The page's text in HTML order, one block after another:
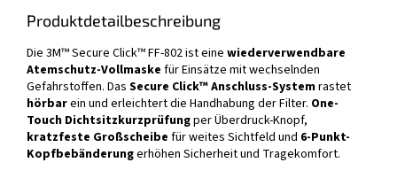
Produktdetailbeschreibung
Die 3M™ Secure Click™ FF-802 ist eine wiederverwendbare
Atemschutz-Vollmaske für Einsätze mit wechselnden
Gefahrstoffen. Das Secure Click™ Anschluss-Systemrastet
hörbarein und erleichtert die Handhabung der Filter. One-
Touch Dichtsitzkurzprüfungper Überdruck-Knopf,
kratzfeste Großscheibe für weites Sichtfeld und 6-Punkt-
Kopfbebänderungerhöhen Sicherheit und Tragekomfort.